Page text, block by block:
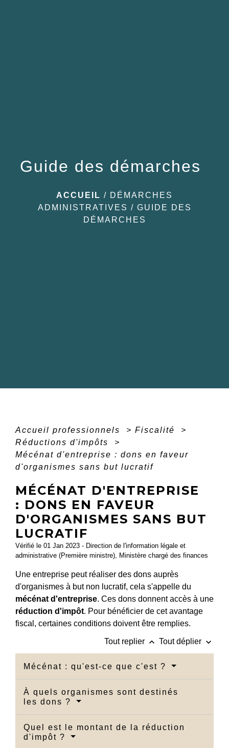
Guide des démarches
ACCUEIL / DÉMARCHES
ADMINISTRATIVES / GUIDE DES
DÉMARCHES
Accueil professionnels > Fiscalité
>
Réductions d'impôts
>
Mécénat d'entreprise : dons en faveur
d'organismes sans but lucratif
MÉCÉNAT D'ENTREPRISE
: DONS EN FAVEUR
D'ORGANISMES SANS BUT
LUCRATIF
Vérifié le 01 Jan 2023 - Direction de l'information légale et
administrative (Première ministre), Ministère chargé des finances
Une entreprise peut réaliser des dons auprès
d'organismes à but non lucratif, cela s'appelle du
mécénat d'entreprise. Ces dons donnent accès à une
réduction d'impôt. Pour bénéficier de cet avantage
fiscal, certaines conditions doivent être remplies.
Tout replier keyboard_arrow_up Tout déplier keyboard_arrow_down
Mécénat : qu'est-ce que c'est ?
À quels organismes sont destinés
les dons ?
Quel est le montant de la réduction
d'impôt ?